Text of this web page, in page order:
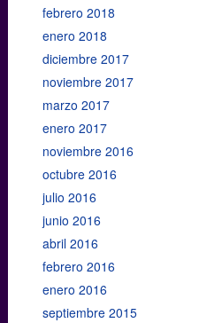
febrero 2018
enero 2018
diciembre 2017
noviembre 2017
marzo 2017
enero 2017
noviembre 2016
octubre 2016
julio 2016
junio 2016
abril 2016
febrero 2016
enero 2016
septiembre 2015